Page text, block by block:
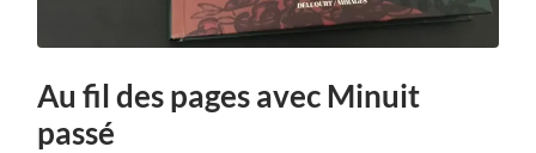
Au fil des pages avec Minuit
passé